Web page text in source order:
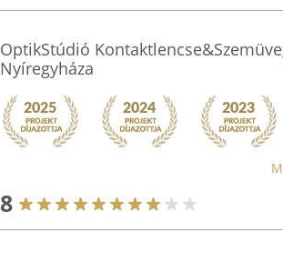
OptikStúdió
Nyíregyháza
8